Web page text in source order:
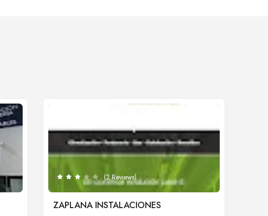
(2 Reviews)
ZAPLANA INSTALACIONES